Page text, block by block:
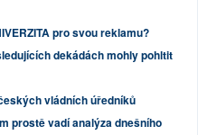
pro svou reklamu?
dekádách mohly pohltit
vládních úředníků
prostě vadí analýza dnešního